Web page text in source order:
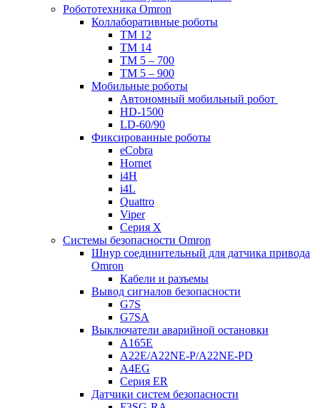
Робототехника Omron
Коллаборативные роботы
TM 12
TM 14
TM 5 – 700
TM 5 – 900
Мобильные роботы
Автономный мобильный робот
HD-1500
LD-60/90
Фиксированные роботы
eCobra
Hornet
i4H
i4L
Quattro
Viper
Серия X
Системы безопасности Omron
Шнур соединительный для датчика привода
Omron
Кабели и разъемы
Вывод сигналов безопасности
G7S
G7SA
Выключатели аварийной остановки
A165E
A22E/A22NE-P/A22NE-PD
A4EG
Серия ER
Датчики систем безопасности